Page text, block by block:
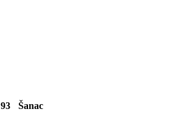
93
Šanac